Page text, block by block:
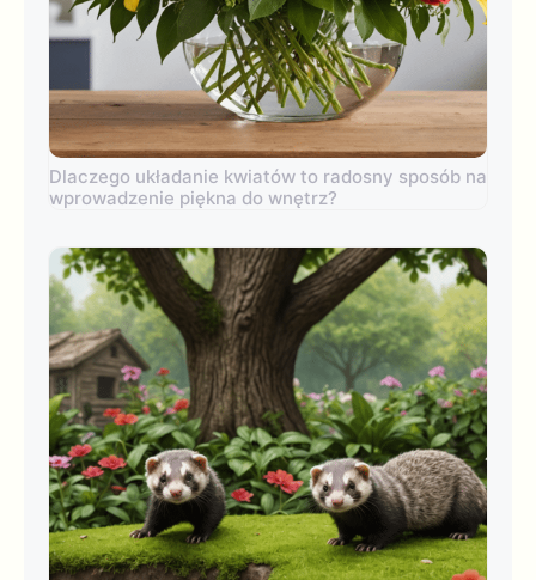
Dlaczego układanie kwiatów to radosny sposób na
wprowadzenie piękna do wnętrz?